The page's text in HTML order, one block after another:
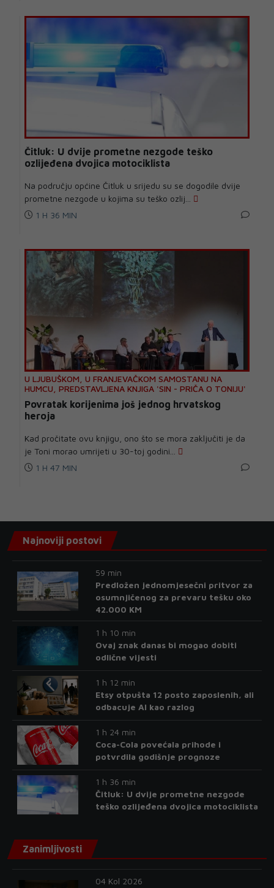
Čitluk: U dvije prometne nezgode teško
ozlijeđena dvojica motociklista
Na području općine Čitluk u srijedu su se dogodile dvije
prometne nezgode u kojima su teško ozlij...
1 H 36 MIN
U LJUBUŠKOM, U FRANJEVAČKOM SAMOSTANU NA
HUMCU, PREDSTAVLJENA KNJIGA 'SIN - PRIČA O TONIJU'
Povratak korijenima još jednog hrvatskog
heroja
Kad pročitate ovu knjigu, ono što se mora zaključiti je da
je Toni morao umrijeti u 30-toj godini...
1 H 47 MIN
Najnoviji postovi
59 min
Predložen jednomjesečni pritvor za
osumnjičenog za prevaru tešku oko
42.000 KM
1 h 10 min
Ovaj znak danas bi mogao dobiti
odlične vijesti
1 h 12 min
Etsy otpušta 12 posto zaposlenih, ali
odbacuje AI kao razlog
1 h 24 min
Coca-Cola povećala prihode i
potvrdila godišnje prognoze
1 h 36 min
Čitluk: U dvije prometne nezgode
teško ozlijeđena dvojica motociklista
Zanimljivosti
04 Kol 2026